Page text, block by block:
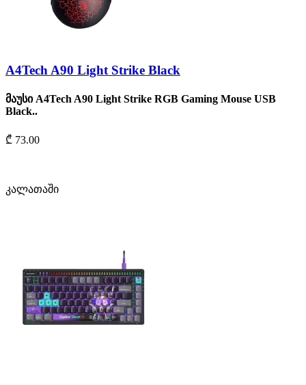
A4Tech A90 Light Strike Black
მაუსი A4Tech A90 Light Strike RGB Gaming Mouse USB
Black..
₾ 73.00
კალათაში